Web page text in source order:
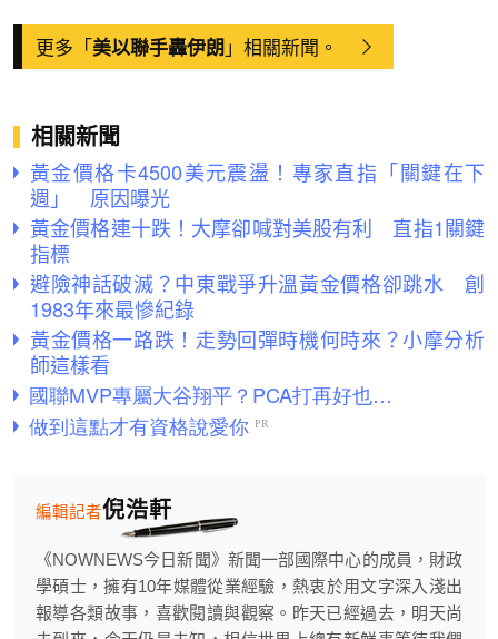
更多「美以聯手轟伊朗」相關新聞。
相關新聞
黃金價格卡4500美元震盪！專家直指「關鍵在下
週」 原因曝光
黃金價格連十跌！大摩卻喊對美股有利 直指1關鍵
指標
避險神話破滅？中東戰爭升溫黃金價格卻跳水 創
1983年來最慘紀錄
黃金價格一路跌！走勢回彈時機何時來？小摩分析
師這樣看
倪浩軒
編輯記者
《NOWNEWS今日新聞》新聞一部國際中心的成員，財政
學碩士，擁有10年媒體從業經驗，熱衷於用文字深入淺出
報導各類故事，喜歡閱讀與觀察。昨天已經過去，明天尚